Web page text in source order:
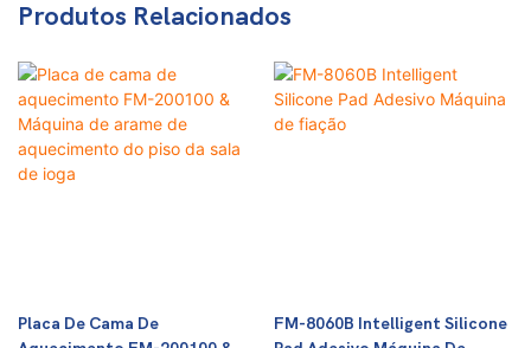
Produtos Relacionados
Placa De Cama De
FM-8060B Intelligent Silicone